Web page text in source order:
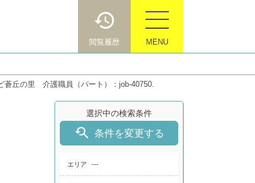
MENU
閲覧履歴
蒼丘の里 介護職員（パート）：job-40750.
選択中の検索条件
 条件を変更する
エリア ---